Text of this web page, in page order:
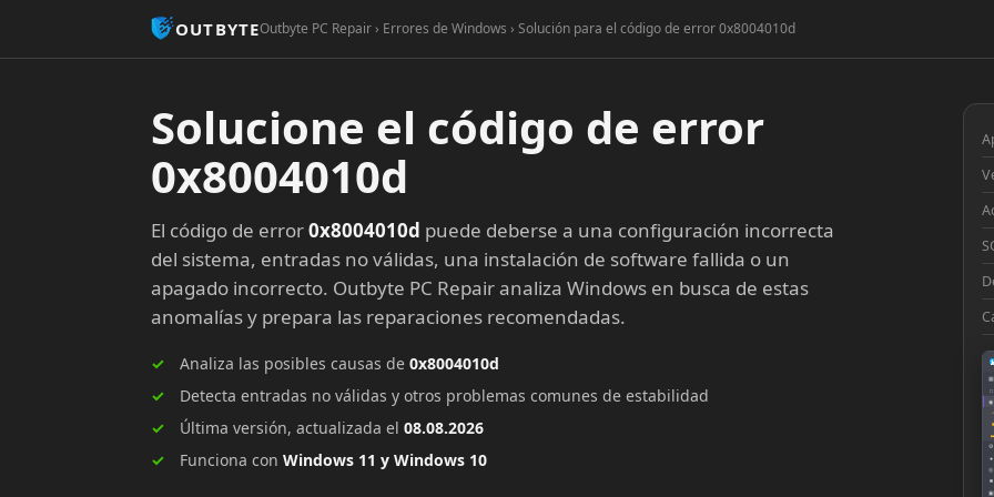
OUTBYTEOutbyte PC Repair › Errores de Windows › Solución para el código de error 0x8004010d
Solucione el código de error
0x8004010d
El código de error0x8004010d puede deberse a una configuración incorrecta
del sistema, entradas no válidas, una instalación de software fallida o un
apagado incorrecto. Outbyte PC Repair analiza Windows en busca de estas
anomalías y prepara las reparaciones recomendadas.
Analiza las posibles causas de 0x8004010d
Detecta entradas no válidas y otros problemas comunes de estabilidad
Última versión, actualizada el 08.08.2026
Funciona con Windows 11 y Windows 10
▦
□
◉
◔
■
⚙
●
◎
■
▣